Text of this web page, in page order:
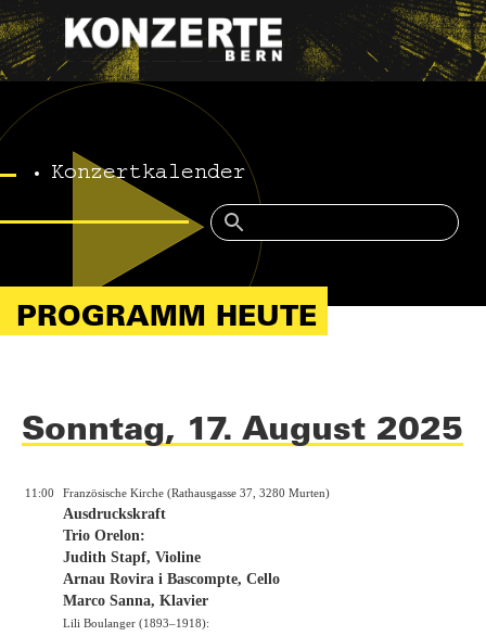
Konzertkalender
PROGRAMM HEUTE
Sonntag, 17. August 2025
11:00 Französische Kirche (Rathausgasse 37, 3280 Murten)
Ausdruckskraft
Trio Orelon:
Judith Stapf, Violine
Arnau Rovira i Bascompte, Cello
Marco Sanna, Klavier
Lili Boulanger (1893–1918):